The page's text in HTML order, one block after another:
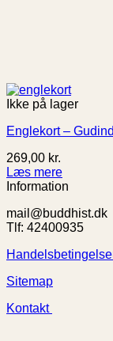
Ikke på lager
Englekort –
269,00 kr.
Læs mere
Information
mail@buddhist.dk
Tlf: 42400935
Sitemap
Kontakt